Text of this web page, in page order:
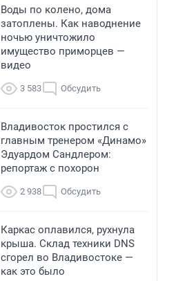
Воды по колено, дома
затоплены. Как наводнение
ночью уничтожило
имущество приморцев —
видео
3 583 Обсудить
Владивосток простился с
главным тренером «Динамо»
Эдуардом Сандлером:
репортаж с похорон
2 938 Обсудить
Каркас оплавился, рухнула
крыша. Склад техники DNS
сгорел во Владивостоке —
как это было